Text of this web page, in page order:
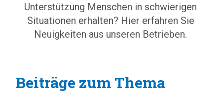
Unterstützung Menschen in schwierigen
Situationen erhalten? Hier erfahren Sie
Neuigkeiten aus unseren Betrieben.
Beiträge zum Thema